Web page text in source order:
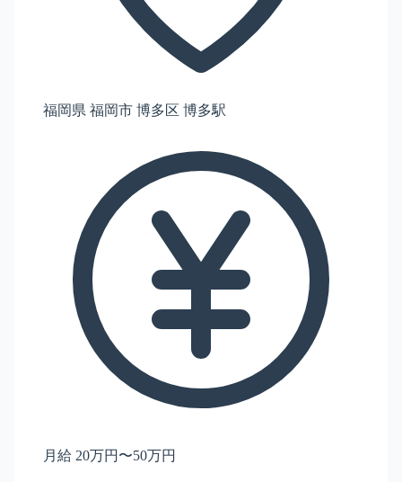
福岡県 福岡市 博多区 博多駅
月給 20万円〜50万円